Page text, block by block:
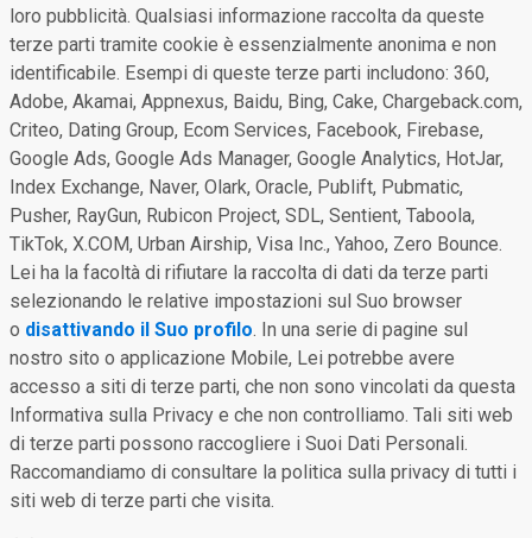
loro pubblicità. Qualsiasi informazione raccolta da queste
terze parti tramite cookie è essenzialmente anonima e non
identificabile. Esempi di queste terze parti includono: 360,
Adobe, Akamai, Appnexus, Baidu, Bing, Cake, Chargeback.com,
Criteo, Dating Group, Ecom Services, Facebook, Firebase,
Google Ads, Google Ads Manager, Google Analytics, HotJar,
Index Exchange, Naver, Olark, Oracle, Publift, Pubmatic,
Pusher, RayGun, Rubicon Project, SDL, Sentient, Taboola,
TikTok, X.COM, Urban Airship, Visa Inc., Yahoo, Zero Bounce.
Lei ha la facoltà di rifiutare la raccolta di dati da terze parti
selezionando le relative impostazioni sul Suo browser
o disattivando il Suo profilo. In una serie di pagine sul
nostro sito o applicazione Mobile, Lei potrebbe avere
accesso a siti di terze parti, che non sono vincolati da questa
Informativa sulla Privacy e che non controlliamo. Tali siti web
di terze parti possono raccogliere i Suoi Dati Personali.
Raccomandiamo di consultare la politica sulla privacy di tutti i
siti web di terze parti che visita.